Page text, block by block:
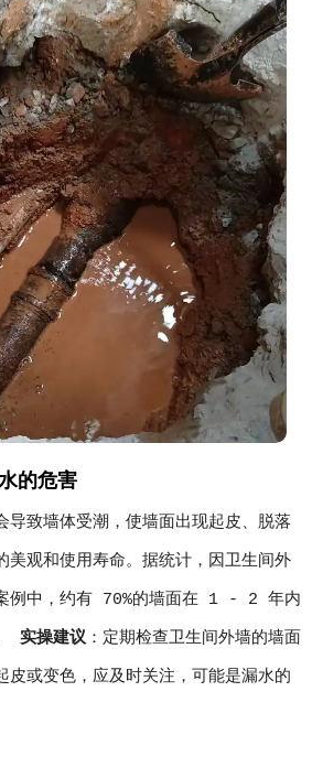
的危害
导致墙体受潮，使墙面出现起皮、脱落
美观和使用寿命。据统计，因卫生间外
例中，约有 70%的墙面在 1 - 2 年内
实操建议：定期检查卫生间外墙的墙面
皮或变色，应及时关注，可能是漏水的